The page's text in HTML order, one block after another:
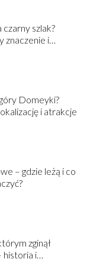
czarny szlak?
znaczenie i
Domeyki?
i atrakcje
– gdzie leżą i co
zginął
historia i